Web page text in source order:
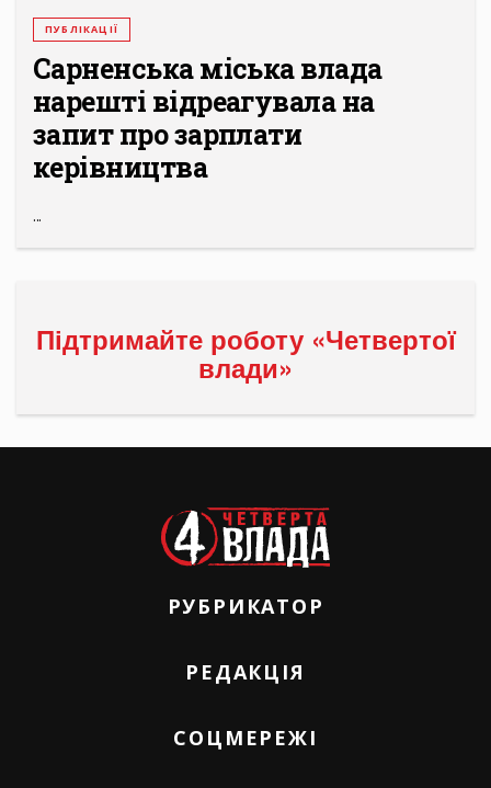
ПУБЛІКАЦІЇ
Сарненська міська влада
нарешті відреагувала на
запит про зарплати
керівництва
...
Підтримайте роботу «Четвертої
влади»
РУБРИКАТОР
РЕДАКЦІЯ
СОЦМЕРЕЖІ